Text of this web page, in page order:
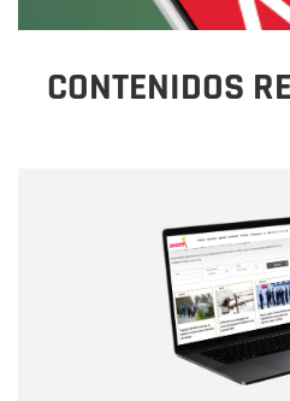
CONTENIDOS
Correo electrónico
Tipo de comentario